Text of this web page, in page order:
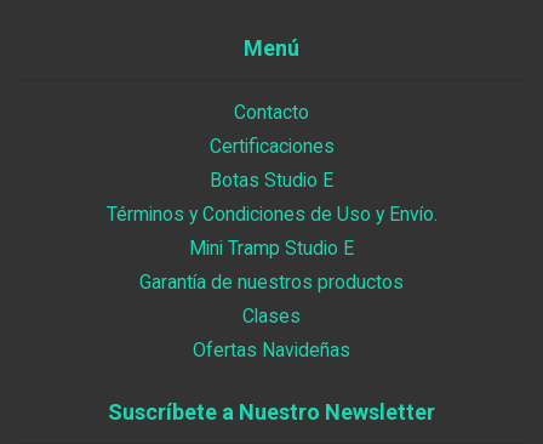
Menú
Contacto
Certificaciones
Botas Studio E
Términos y Condiciones de Uso y Envío.
Mini Tramp Studio E
Garantía de nuestros productos
Clases
Ofertas Navideñas
Suscríbete a Nuestro Newsletter